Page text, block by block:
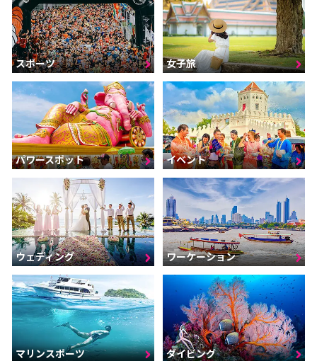
スポーツ 女子旅
パワースポット イベント
ウェディング ワーケーション
マリンスポーツ ダイビング